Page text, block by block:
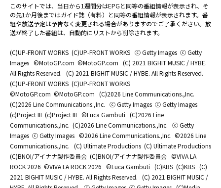
このサイトでは、当日から1週間分はEPGと同等の番組情報が表示され、そ
の先1か月後まではガイド誌（有料）と同等の番組情報が表示されます。番
組や放送予定は予告なく変更される場合がありますのでご了承ください。放
送が終了した番組は、自動的にリストから削除されます。
(C)UP-FRONT WORKS (C)UP-FRONT WORKS ⓒ Getty Images ⓒ Getty
Images ©MotoGP.com ©MotoGP.com (C) 2021 BIGHIT MUSIC / HYBE.
All Rights Reserved. (C) 2021 BIGHIT MUSIC / HYBE. All Rights Reserved.
(C)UP-FRONT WORKS (C)UP-FRONT WORKS
©MotoGP.com ©MotoGP.com (C)2026 Line Communications.,Inc.
(C)2026 Line Communications.,Inc. ⓒ Getty Images ⓒ Getty Images
(c)Project III (c)Project III ©Luca Gambuti (C)2026 Line
Communications.,Inc. (C)2026 Line Communications.,Inc. ⓒ Getty
Images ⓒ Getty Images ©2026 Line Communications.,Inc. ©2026 Line
Communications.,Inc. (C) Ultimate Productions (C) Ultimate Productions
(C)BNOI/アイナナ製作委員会 (C)BNOI/アイナナ製作委員会 ©️VIVA LA
ROCK 2026 ©️VIVA LA ROCK 2026 ©Luca Gambuti (C)KBS (C)KBS (C)
2021 BIGHIT MUSIC / HYBE. All Rights Reserved. (C) 2021 BIGHIT MUSIC /